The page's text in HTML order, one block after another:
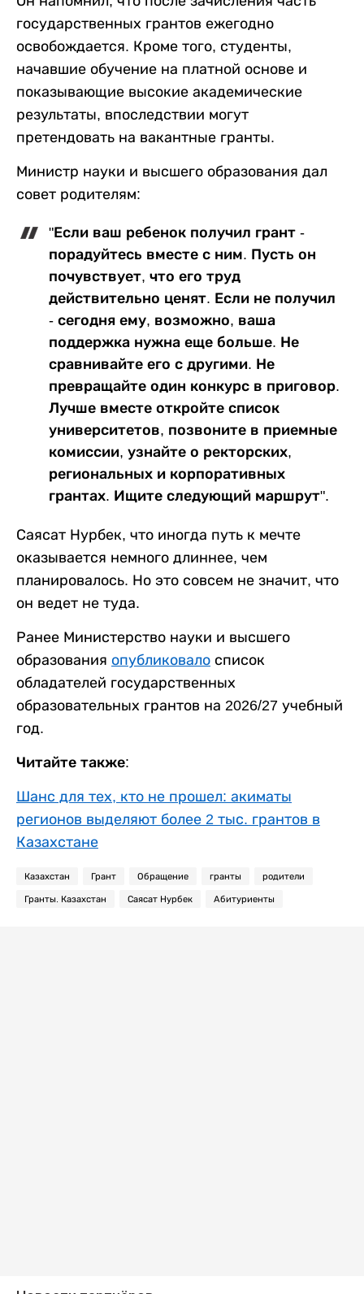
государственных грантов ежегодно
освобождается. Кроме того, студенты,
начавшие обучение на платной основе и
показывающие высокие академические
результаты, впоследствии могут
претендовать на вакантные гранты.
Министр науки и высшего образования дал
совет родителям:
"Если ваш ребенок получил грант -
порадуйтесь вместе с ним. Пусть он
почувствует, что его труд
действительно ценят. Если не получил
- сегодня ему, возможно, ваша
поддержка нужна еще больше. Не
сравнивайте его с другими. Не
превращайте один конкурс в приговор.
Лучше вместе откройте список
университетов, позвоните в приемные
комиссии, узнайте о ректорских,
региональных и корпоративных
грантах. Ищите следующий маршрут".
Саясат Нурбек, что иногда путь к мечте
оказывается немного длиннее, чем
планировалось. Но это совсем не значит, что
он ведет не туда.
Ранее Министерство науки и высшего
образования опубликовало список
обладателей государственных
образовательных грантов на 2026/27 учебный
год.
Читайте также:
Шанс для тех, кто не прошел: акиматы
регионов выделяют более 2 тыс. грантов в
Казахстане
Казахстан Грант Обращение гранты родители
Гранты. Казахстан Саясат Нурбек Абитуриенты